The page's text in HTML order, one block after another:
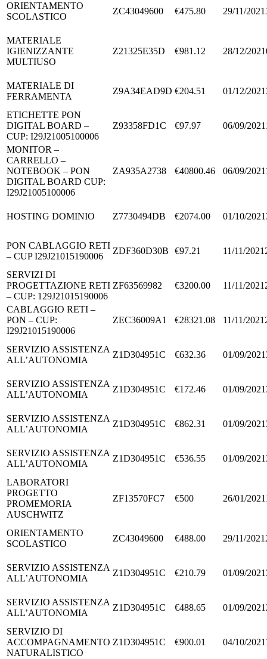
ORIENTAMENTO
SCOLASTICO
ZC43049600 €475.80 29/11/
MATERIALE
IGIENIZZANTE
MULTIUSO
Z21325E35D €981.12 28/12/
MATERIALE DI
FERRAMENTA
Z9A34EAD9D €204.51 01/12/
ETICHETTE PON
DIGITAL BOARD –
CUP: I29J21005100006
Z93358FD1C €97.97 06/09/
MONITOR –
CARRELLO –
NOTEBOOK – PON
DIGITAL BOARD CUP:
I29J21005100006
ZA935A2738 €40800.46 06/09/
HOSTING DOMINIO Z7730494DB €2074.00 01/10/
PON CABLAGGIO RETI
– CUP I29J21015190006
ZDF360D30B €97.21 11/11/
SERVIZI DI
PROGETTAZIONE RETI
– CUP: 129J21015190006
ZF63569982 €3200.00 11/11/
CABLAGGIO RETI –
PON – CUP:
I29J21015190006
ZEC36009A1 €28321.08 11/11/
SERVIZIO ASSISTENZA
ALL’AUTONOMIA
Z1D304951C €632.36 01/09/
SERVIZIO ASSISTENZA
ALL’AUTONOMIA
Z1D304951C €172.46 01/09/
SERVIZIO ASSISTENZA
ALL’AUTONOMIA
Z1D304951C €862.31 01/09/
SERVIZIO ASSISTENZA
ALL’AUTONOMIA
Z1D304951C €536.55 01/09/
LABORATORI
PROGETTO
PROMEMORIA
AUSCHWITZ
ZF13570FC7 €500 26/01/
ORIENTAMENTO
SCOLASTICO
ZC43049600 €488.00 29/11/
SERVIZIO ASSISTENZA
ALL’AUTONOMIA
Z1D304951C €210.79 01/09/
SERVIZIO ASSISTENZA
ALL’AUTONOMIA
Z1D304951C €488.65 01/09/
SERVIZIO DI
ACCOMPAGNAMENTO
NATURALISTICO
Z1D304951C €900.01 04/10/